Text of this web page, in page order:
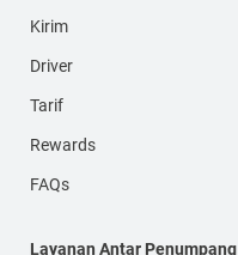
Kirim
Driver
Tarif
Rewards
FAQs
Layanan Antar Penumpang